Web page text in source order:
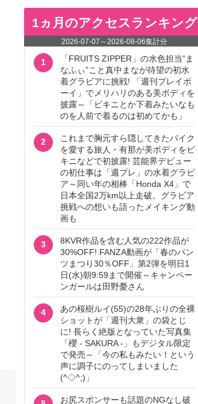
1ヵ月のアクセスランキング
2026-07-07 ～2026-08-06集計分
1
「FRUITS ZIPPER」の水色担当“ま
なふぃ”こと真中まなが待望の初水
着グラビアに挑戦! 「週刊プレイボ
ーイ」でメリハリのある美ボディを
披露～「ビキニとか下着みたいなも
のを人前で着るのは初めてかも」
2
これまで胸元すら隠してきたバイク
を愛する旅人・有那が美ボディをビ
キニなどで初披露! 芸能界デビュー
の初仕事は「週プレ」の水着グラビ
ア～同い年の相棒「Honda X4」で
日本全国2万km以上走破。グラビア
挑戦への想いも語ったメイキング動
画も
3
8KVR作品を含む人気の222作品が
30%OFF! FANZA動画が「春のパン
ツまつり30％OFF」第2弾を明日1
日(水)朝9:59まで開催～キャンペー
ンガールは田野憂さん
4
あの桜樹ルイ(55)の28年ぶりの全裸
ショットが「週刊大衆」の袋とじ
に! 長らく絶版となっていた写真集
「櫻 - SAKURA -」もデジタル限定
で発売～「今の私もみたい！という
声に調子にのってしまいました
(^◇^;)」
お尻スポンサーも話題のNGなし破